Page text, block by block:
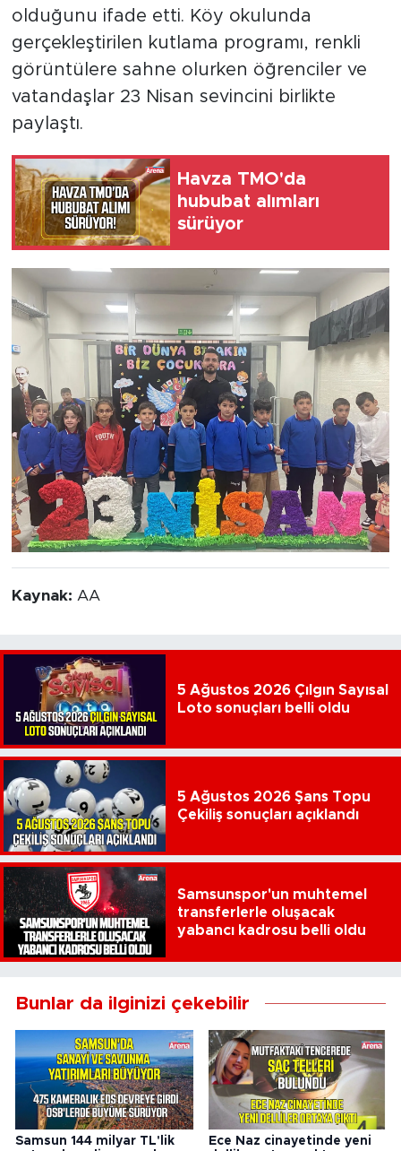
olduğunu ifade etti. Köy okulunda
gerçekleştirilen kutlama programı, renkli
görüntülere sahne olurken öğrenciler ve
vatandaşlar 23 Nisan sevincini birlikte
paylaştı.
Havza TMO'da
hububat alımları
sürüyor
Kaynak: AA
5 Ağustos 2026 Çılgın Sayısal
Loto sonuçları belli oldu
5 Ağustos 2026 Şans Topu
Çekiliş sonuçları açıklandı
Samsunspor'un muhtemel
transferlerle oluşacak
yabancı kadrosu belli oldu
Bunlar da ilginizi çekebilir
Samsun 144 milyar TL'lik
Ece Naz cinayetinde yeni